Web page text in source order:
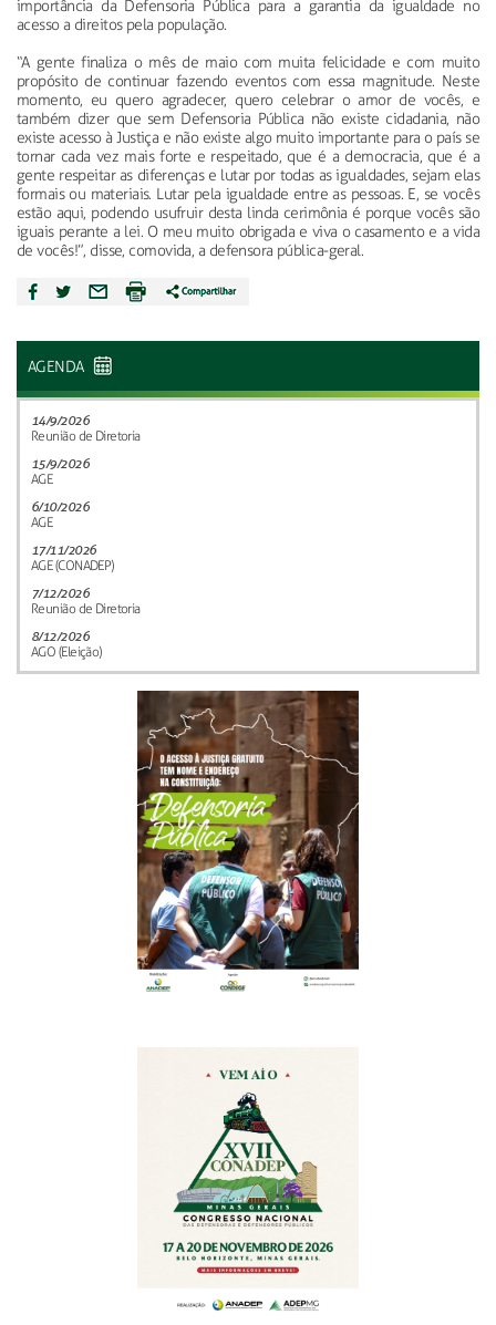
importância da Defensoria Pública para a garantia da igualdade no
acesso a direitos pela população.
“A gente finaliza o mês de maio com muita felicidade e com muito
propósito de continuar fazendo eventos com essa magnitude. Neste
momento, eu quero agradecer, quero celebrar o amor de vocês, e
também dizer que sem Defensoria Pública não existe cidadania, não
existe acesso à Justiça e não existe algo muito importante para o país se
tornar cada vez mais forte e respeitado, que é a democracia, que é a
gente respeitar as diferenças e lutar por todas as igualdades, sejam elas
formais ou materiais. Lutar pela igualdade entre as pessoas. E, se vocês
estão aqui, podendo usufruir desta linda cerimônia é porque vocês são
iguais perante a lei. O meu muito obrigada e viva o casamento e a vida
de vocês!”, disse, comovida, a defensora pública-geral.
AGENDA
14/9/2026
Reunião de Diretoria
15/9/2026
AGE
6/10/2026
AGE
17/11/2026
AGE (CONADEP)
7/12/2026
Reunião de Diretoria
8/12/2026
AGO (Eleição)